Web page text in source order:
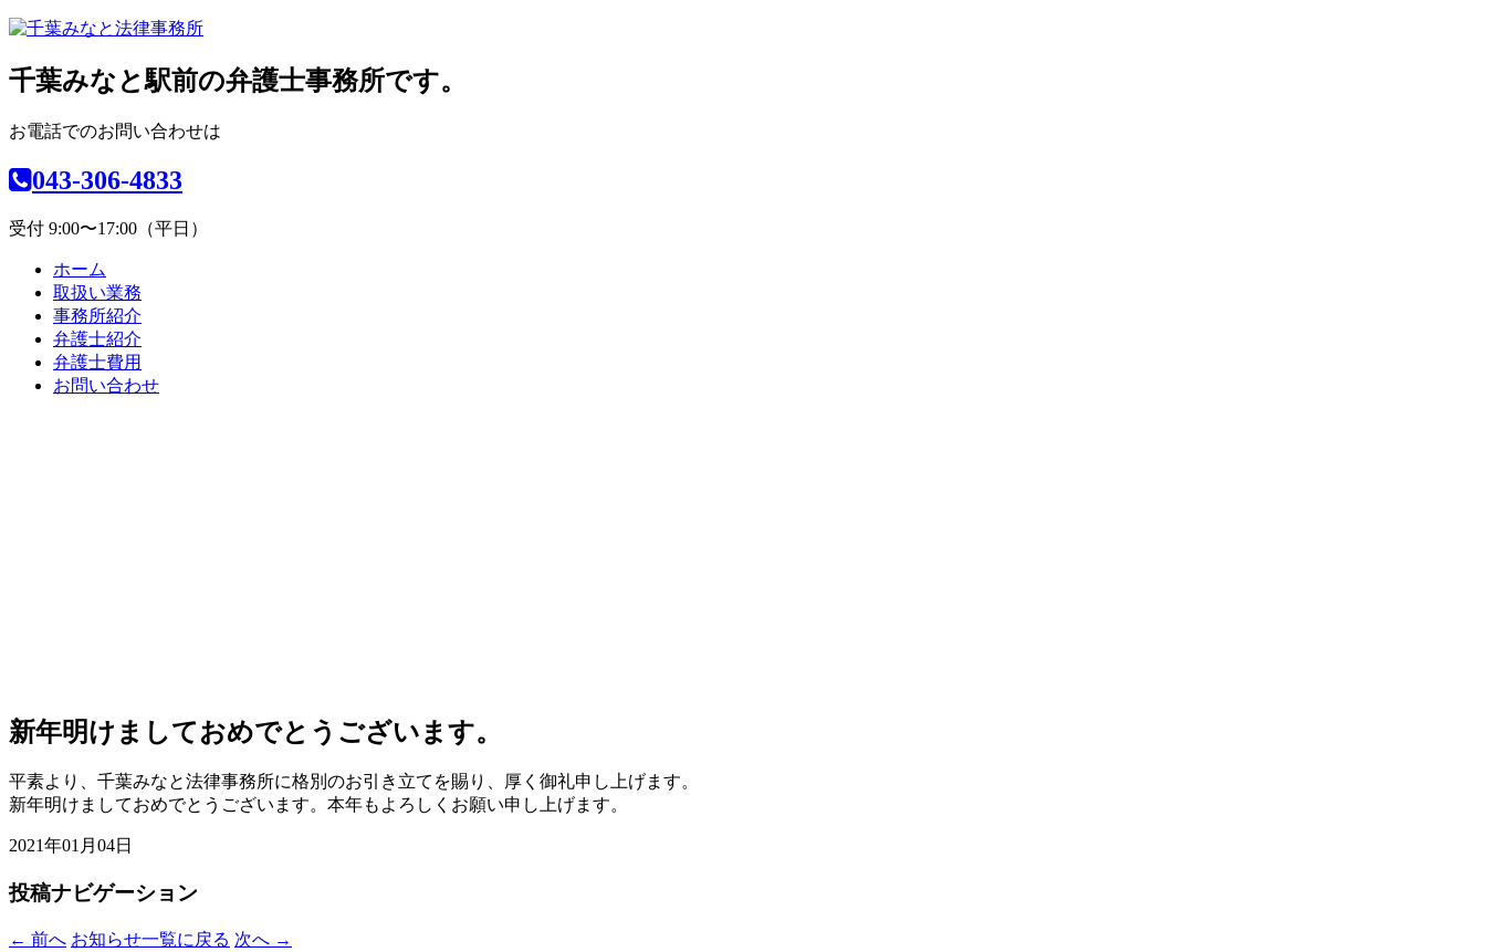
千葉みなと駅前の弁護士事務所です。
お電話でのお問い合わせは
043-306-4833
受付 9:00〜17:00（平日）
ホーム
取扱い業務
事務所紹介
弁護士紹介
弁護士費用
お問い合わせ
新年明けましておめでとうございます。
平素より、千葉みなと法律事務所に格別のお引き立てを賜り、厚く御礼申し上げます。
新年明けましておめでとうございます。本年もよろしくお願い申し上げます。
2021年01月04日
投稿ナビゲーション
← 前へ お知らせ一覧に戻る 次へ →